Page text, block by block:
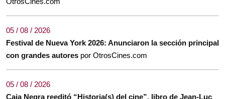
05 / 08 / 2026
Festival de Nueva York 2026: Anunciaron la sección principal
con grandes autores por OtrosCines.com
05 / 08 / 2026
Caja Negra reeditó “Historia(s) del cine”, libro de Jean-Luc